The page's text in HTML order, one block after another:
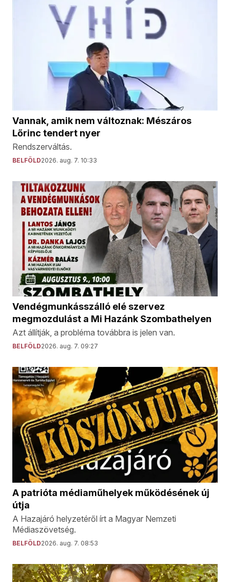
Vannak, amik nem változnak: Mészáros
Lőrinc tendert nyer
Rendszerváltás.
BELFÖLD2026. aug. 7. 10:33
Vendégmunkásszálló elé szervez
megmozdulást a Mi Hazánk Szombathelyen
Azt állítják, a probléma továbbra is jelen van.
BELFÖLD2026. aug. 7. 09:27
A patrióta médiaműhelyek működésének új
útja
A Hazajáró helyzetéről írt a Magyar Nemzeti
Médiaszövetség.
BELFÖLD2026. aug. 7. 08:53